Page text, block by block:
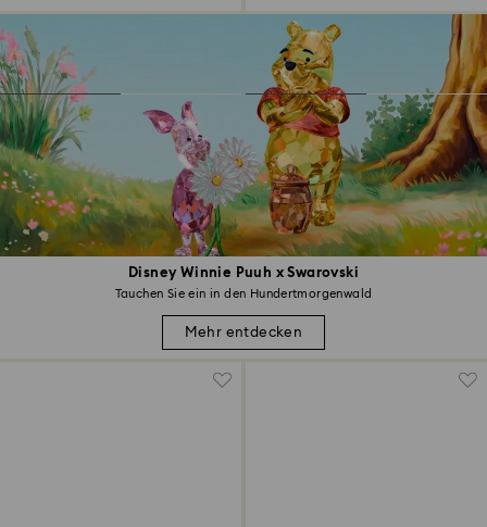
Disney Winnie Puuh x Swarovski
Tauchen Sie ein in den Hundertmorgenwald
Mehr entdecken